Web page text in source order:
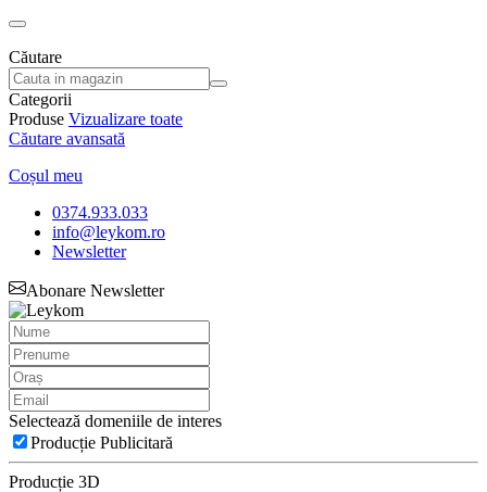
Căutare
Categorii
Produse Vizualizare toate
Căutare avansată
Coșul meu
0374.933.033
info@leykom.ro
Newsletter
Abonare Newsletter
Selectează domeniile de interes
Producție Publicitară
Producție 3D